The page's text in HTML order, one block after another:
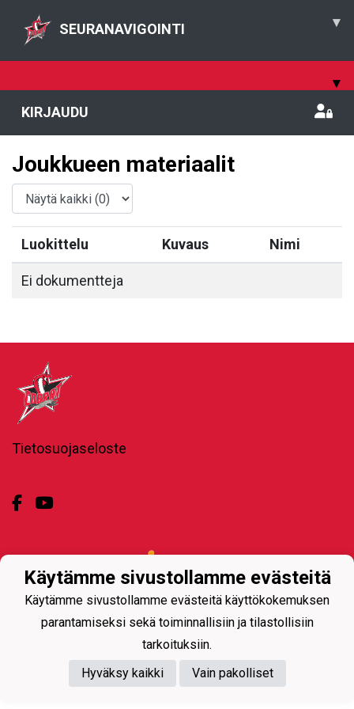
SEURANAVIGOINTI ▾
▾
KIRJAUDU
Joukkueen materiaalit
Luokittelu Kuvaus Nimi
Ei dokumentteja
Tietosuojaseloste
Käytämme sivustollamme evästeitä
Käytämme sivustollamme evästeitä käyttökokemuksen
parantamiseksi sekä toiminnallisiin ja tilastollisiin
tarkoituksiin.
Hyväksy kaikki
Vain pakolliset